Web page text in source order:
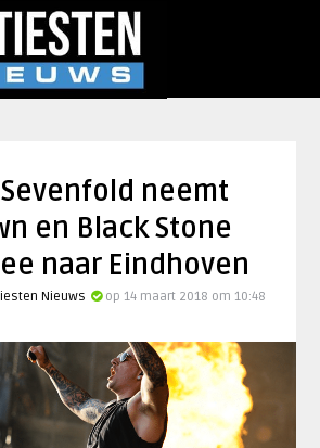
neemt
en Black Stone
naar Eindhoven
Nieuws op 14 maart 2018 om 10:48